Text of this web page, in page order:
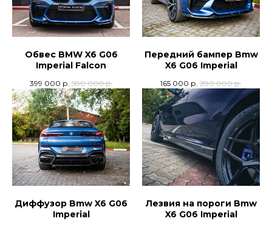
Обвес BMW X6 G06
Imperial Falcon
399 000 р. 580 000 р.
Передний бампер Bmw
X6 G06 Imperial
165 000 р. 280 000 р.
Диффузор Bmw X6 G06
Imperial
Лезвия на пороги Bmw
X6 G06 Imperial